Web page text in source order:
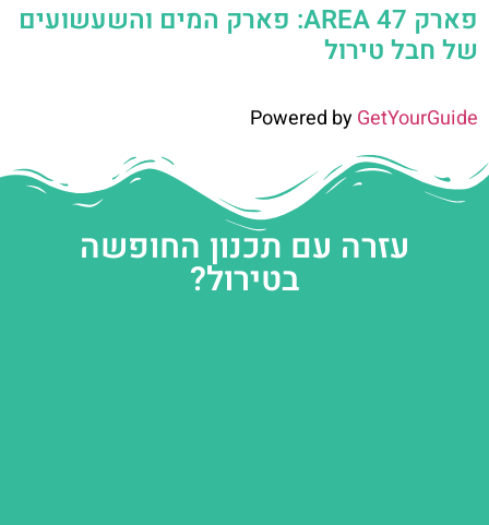
פארק AREA 47: פארק המים והשעשועים
של חבל טירול
Powered byGetYourGuide
עזרה עם תכנון החופשה
בטירול?